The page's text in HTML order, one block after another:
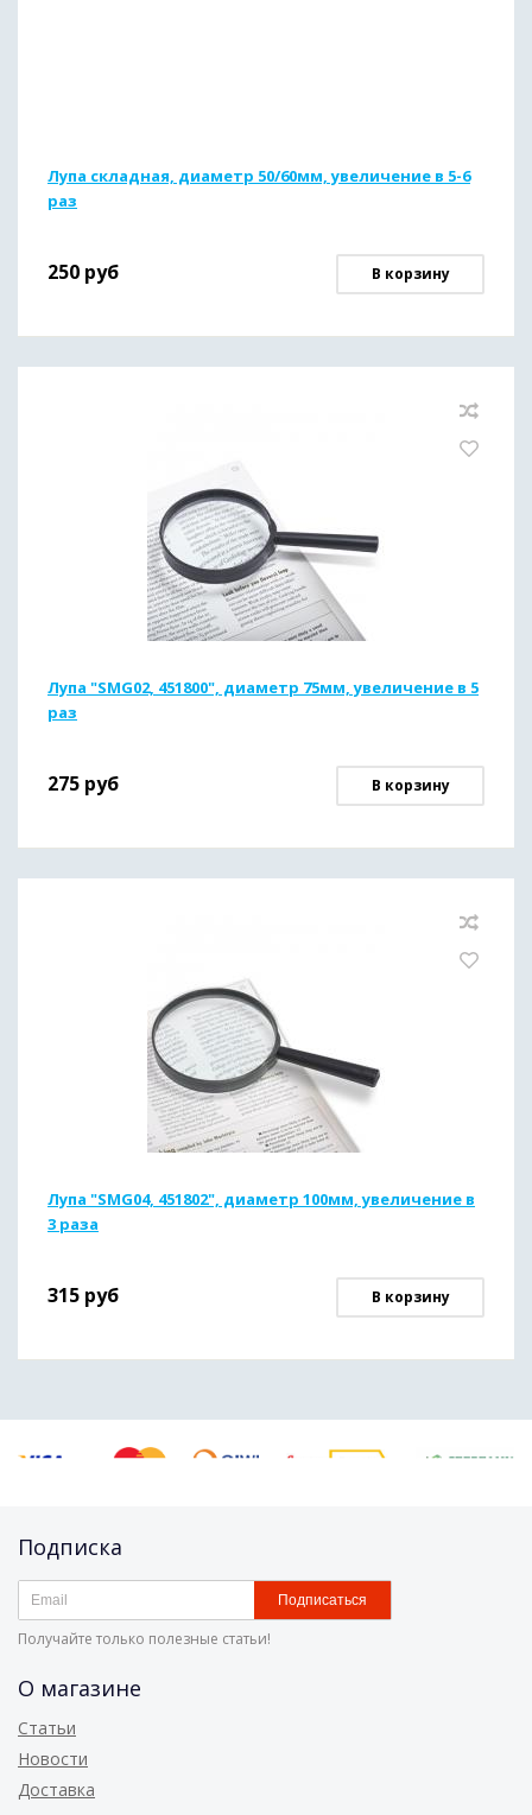
Лупа складная, диаметр 50/60мм, увеличение в 5-6
раз
250 руб В корзину
Лупа "SMG02, 451800", диаметр 75мм, увеличение в 5
раз
275 руб В корзину
Лупа "SMG04, 451802", диаметр 100мм, увеличение в
3 раза
315 руб В корзину
Подписка
Подписаться
Получайте только полезные статьи!
О магазине
Статьи
Новости
Доставка